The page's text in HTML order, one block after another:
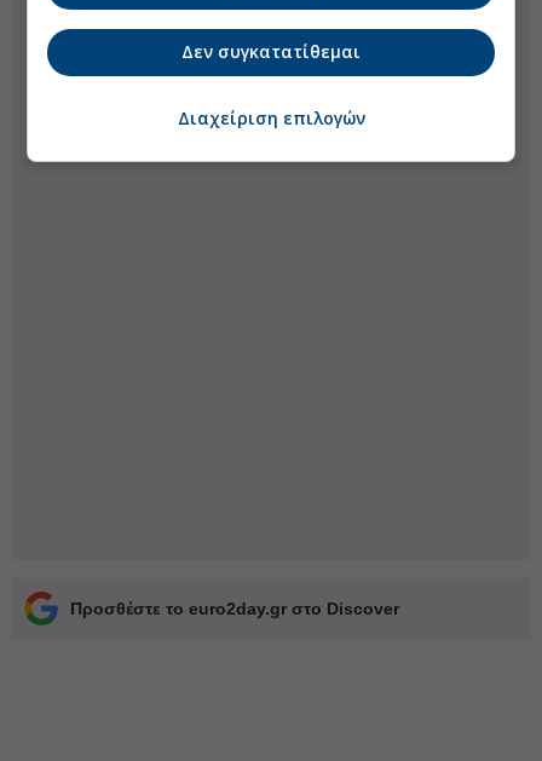
Προσθέστε το euro2day.gr στο Discover
Δεν συγκατατίθεμαι
Διαχείριση επιλογών